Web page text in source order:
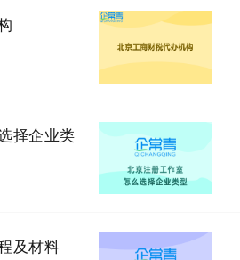
择企业类
及材料